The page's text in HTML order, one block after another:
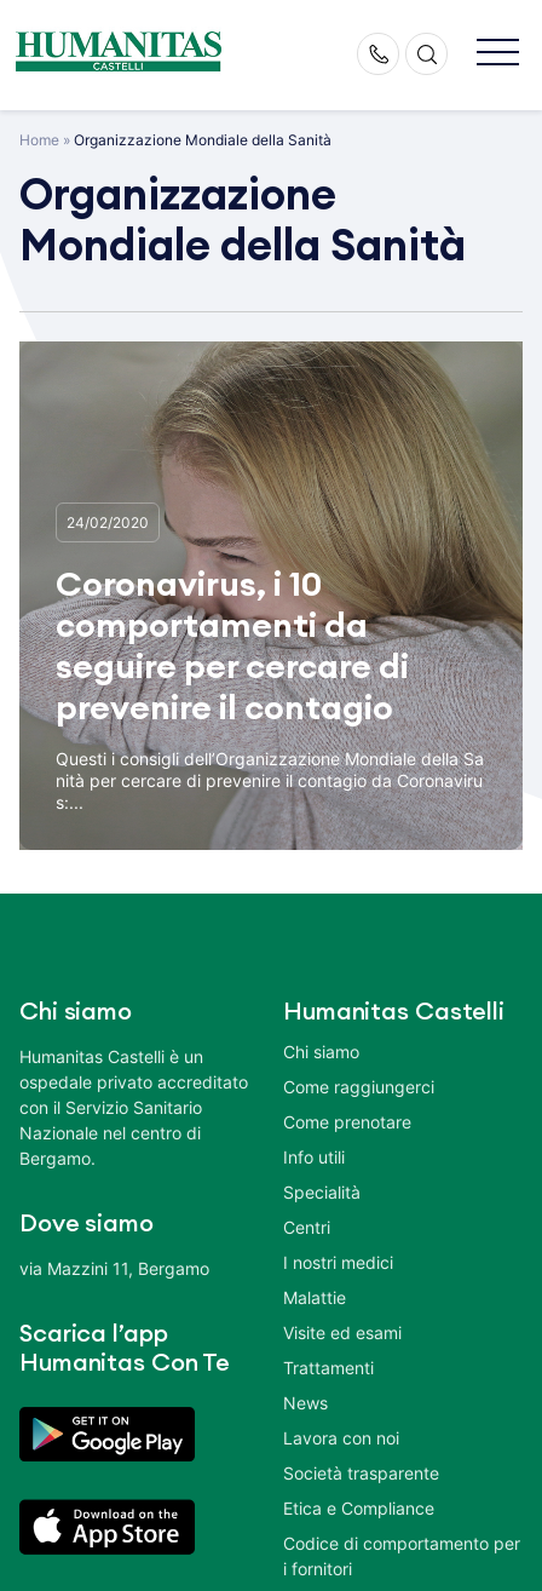
content
Home » Organizzazione Mondiale della Sanità
Organizzazione
Mondiale della Sanità
24/02/2020
Coronavirus, i 10
comportamenti da
seguire per cercare di
prevenire il contagio
Questi i consigli dell’Organizzazione Mondiale della Sa
nità per cercare di prevenire il contagio da Coronaviru
s:...
Chi siamo
Humanitas Castelli è un
ospedale privato accreditato
con il Servizio Sanitario
Nazionale nel centro di
Bergamo.
Dove siamo
via Mazzini 11, Bergamo
Scarica l’app
Humanitas Con Te
Humanitas Castelli
Chi siamo
Come raggiungerci
Come prenotare
Info utili
Specialità
Centri
I nostri medici
Malattie
Visite ed esami
Trattamenti
News
Lavora con noi
Società trasparente
Etica e Compliance
Codice di comportamento per
i fornitori